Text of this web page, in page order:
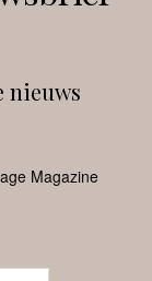
nieuws
Magazine